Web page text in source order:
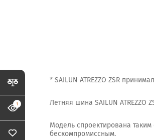
* SAILUN ATREZZO ZSR
Летняя шина SAILUN
Модель спроектирована
бескомпромиссным.
1